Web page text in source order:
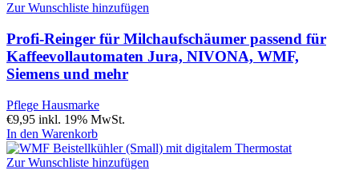
Zur Wunschliste hinzufügen
Profi-Reinger für Milchaufschäumer passend für
Kaffeevollautomaten Jura, NIVONA, WMF,
Siemens und mehr
Pflege Hausmarke
€9,95 inkl. 19% MwSt.
In den Warenkorb
Zur Wunschliste hinzufügen